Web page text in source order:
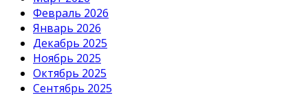
Февраль 2026
Январь 2026
Декабрь 2025
Ноябрь 2025
Октябрь 2025
Сентябрь 2025